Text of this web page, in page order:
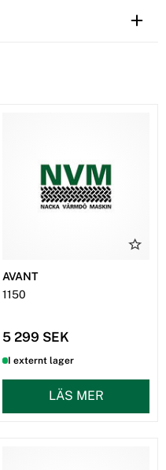
AVANT
1150
5 299 SEK
I externt lager
LÄS MER